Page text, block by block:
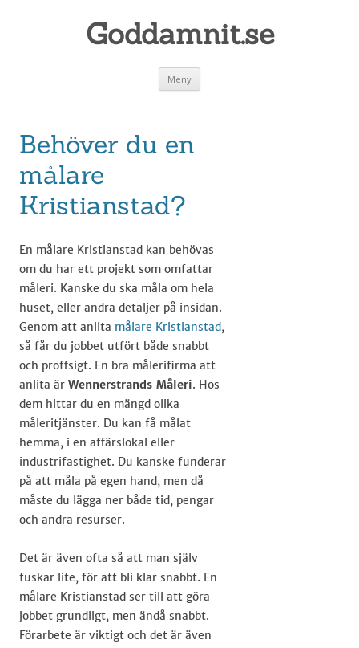
Goddamnit.se
Meny
Behöver du en
målare
Kristianstad?
En målare Kristianstad kan behövas
om du har ett projekt som omfattar
måleri. Kanske du ska måla om hela
huset, eller andra detaljer på insidan.
Genom att anlita målare Kristianstad,
så får du jobbet utfört både snabbt
och proffsigt. En bra målerifirma att
anlita är Wennerstrands Måleri. Hos
dem hittar du en mängd olika
måleritjänster. Du kan få målat
hemma, i en affärslokal eller
industrifastighet. Du kanske funderar
på att måla på egen hand, men då
måste du lägga ner både tid, pengar
och andra resurser.
Det är även ofta så att man själv
fuskar lite, för att bli klar snabbt. En
målare Kristianstad ser till att göra
jobbet grundligt, men ändå snabbt.
Förarbete är viktigt och det är även